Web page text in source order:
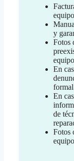
equipo
y
Fotos
equipo
En
formal
En
de
Fotos
equipo